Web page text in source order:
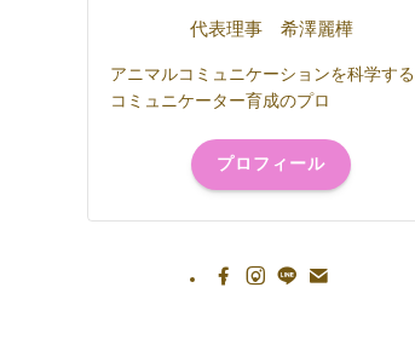
代表理事 希澤麗樺
アニマルコミュニケーションを科学する
コミュニケーター育成のプロ
プロフィール